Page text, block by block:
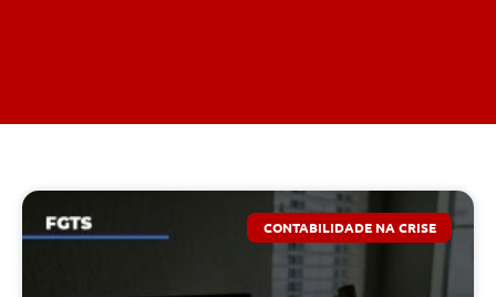
CONTABILIDADE NA CRISE